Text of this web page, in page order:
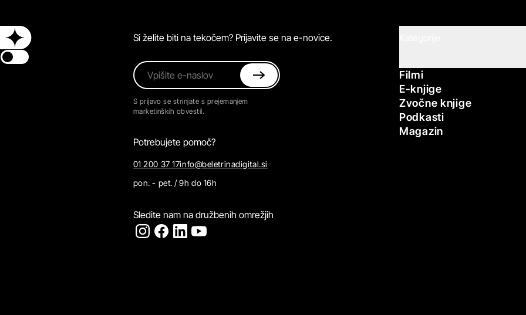
Switch theme
Filmi
E-knjige
Zvočne knjige
Podkasti
Magazin
Si želite biti na tekočem? Prijavite se na e-novice.
Vpišite e-naslov
S prijavo se strinjate s prejemanjem
marketinških obvestil.
Potrebujete pomoč?
01 200 37 17info@beletrinadigital.si
pon. - pet. / 9h do 16h
Sledite nam na družbenih omrežjih